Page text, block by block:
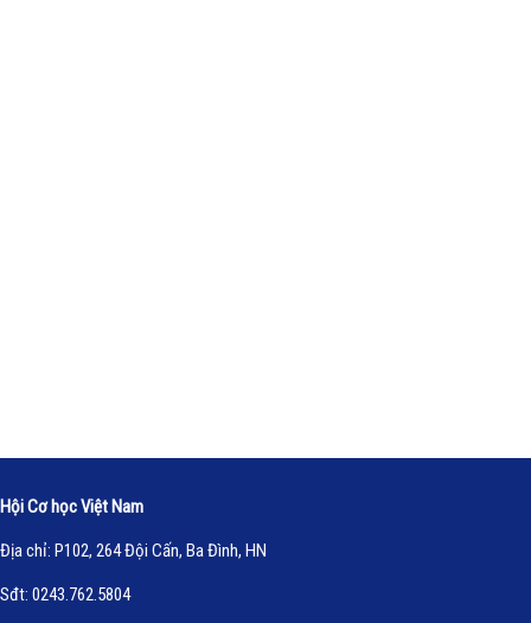
Hội Cơ học Việt Nam
Địa chỉ: P102, 264 Đội Cấn, Ba Đình, HN
Sđt: 0243.762.5804